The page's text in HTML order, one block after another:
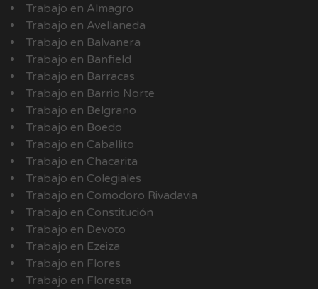
Trabajo en Almagro
Trabajo en Avellaneda
Trabajo en Balvanera
Trabajo en Banfield
Trabajo en Barracas
Trabajo en Barrio Norte
Trabajo en Belgrano
Trabajo en Boedo
Trabajo en Caballito
Trabajo en Chacarita
Trabajo en Colegiales
Trabajo en Comodoro Rivadavia
Trabajo en Constitución
Trabajo en Devoto
Trabajo en Ezeiza
Trabajo en Flores
Trabajo en Floresta